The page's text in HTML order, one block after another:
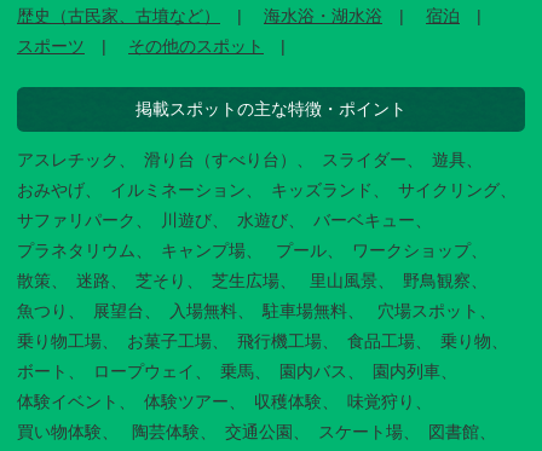
歴史（古民家、古墳など）
海水浴・湖水浴
宿泊
スポーツ
その他のスポット
掲載スポットの主な特徴・ポイント
アスレチック 滑り台（すべり台） スライダー
遊具
おみやげ
イルミネーション キッズランド
サイクリング
サファリパーク
川遊び 水遊び
バーベキュー
プラネタリウム
キャンプ場 プール
ワークショップ
散策
迷路 芝そり 芝生広場 里山風景
野鳥観察
魚つり
展望台 入場無料 駐車場無料
穴場スポット
乗り物工場
お菓子工場 飛行機工場 食品工場
乗り物
ボート
ロープウェイ 乗馬 園内バス
園内列車
体験イベント
体験ツアー 収穫体験
味覚狩り
買い物体験
陶芸体験 交通公園 スケート場 図書館